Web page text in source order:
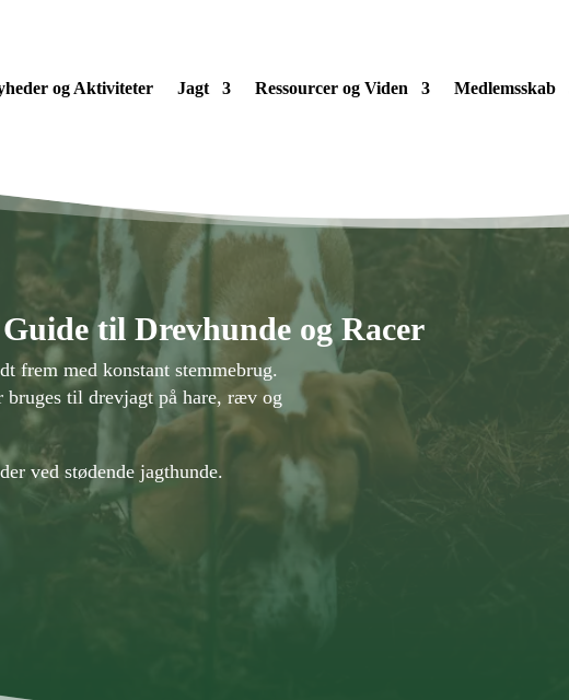
og Aktiviteter Jagt Ressourcer og Viden Medlemsskab
til Drevhunde og Racer
frem med konstant stemmebrug.
bruges til drevjagt på hare, ræv og
ved stødende jagthunde.